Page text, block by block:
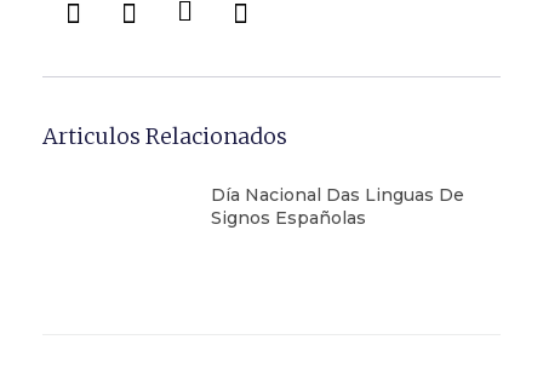
Articulos Relacionados
Día Nacional Das Linguas De
Signos Españolas